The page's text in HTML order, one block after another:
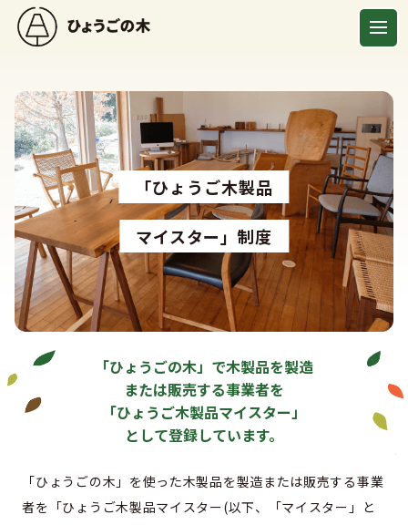
「ひょうご木製品
マイスター」制度
「ひょうごの木」で木製品を製造
または販売する事業者を
「ひょうご木製品マイスター」
として登録しています。
「ひょうごの木」を使った木製品を製造または販売する事業
者を「ひょうご木製品マイスター(以下、「マイスター」と